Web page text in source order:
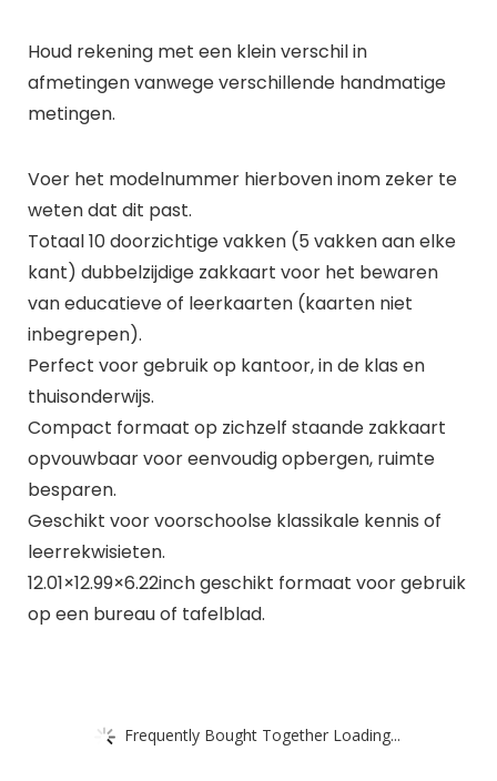
Houd rekening met een klein verschil in
afmetingen vanwege verschillende handmatige
metingen.
Voer het modelnummer hierboven inom zeker te
weten dat dit past.
Totaal 10 doorzichtige vakken (5 vakken aan elke
kant) dubbelzijdige zakkaart voor het bewaren
van educatieve of leerkaarten (kaarten niet
inbegrepen).
Perfect voor gebruik op kantoor, in de klas en
thuisonderwijs.
Compact formaat op zichzelf staande zakkaart
opvouwbaar voor eenvoudig opbergen, ruimte
besparen.
Geschikt voor voorschoolse klassikale kennis of
leerrekwisieten.
12.01×12.99×6.22inch geschikt formaat voor gebruik
op een bureau of tafelblad.
Frequently Bought Together Loading...